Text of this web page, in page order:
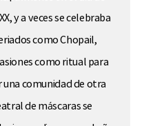
y a veces se celebraba
como Chopail,
como ritual para
una comunidad de otra
de máscaras se